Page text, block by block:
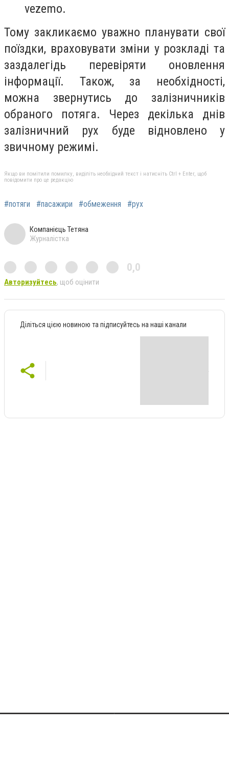
vezemo.
Тому закликаємо уважно планувати свої
поїздки, враховувати зміни у розкладі та
заздалегідь перевіряти оновлення
інформації. Також, за необхідності,
можна звернутись до залізничників
обраного потяга. Через декілька днів
залізничний рух буде відновлено у
звичному режимі.
Якщо ви помітили помилку, виділіть необхідний текст і натисніть Ctrl + Enter, щоб
повідомити про це редакцію
#потяги #пасажири #обмеження #рух
Компанієць Тетяна
Журналістка
0,0
Авторизуйтесь, щоб оцінити
Діліться цією новиною та підписуйтесь на наші канали